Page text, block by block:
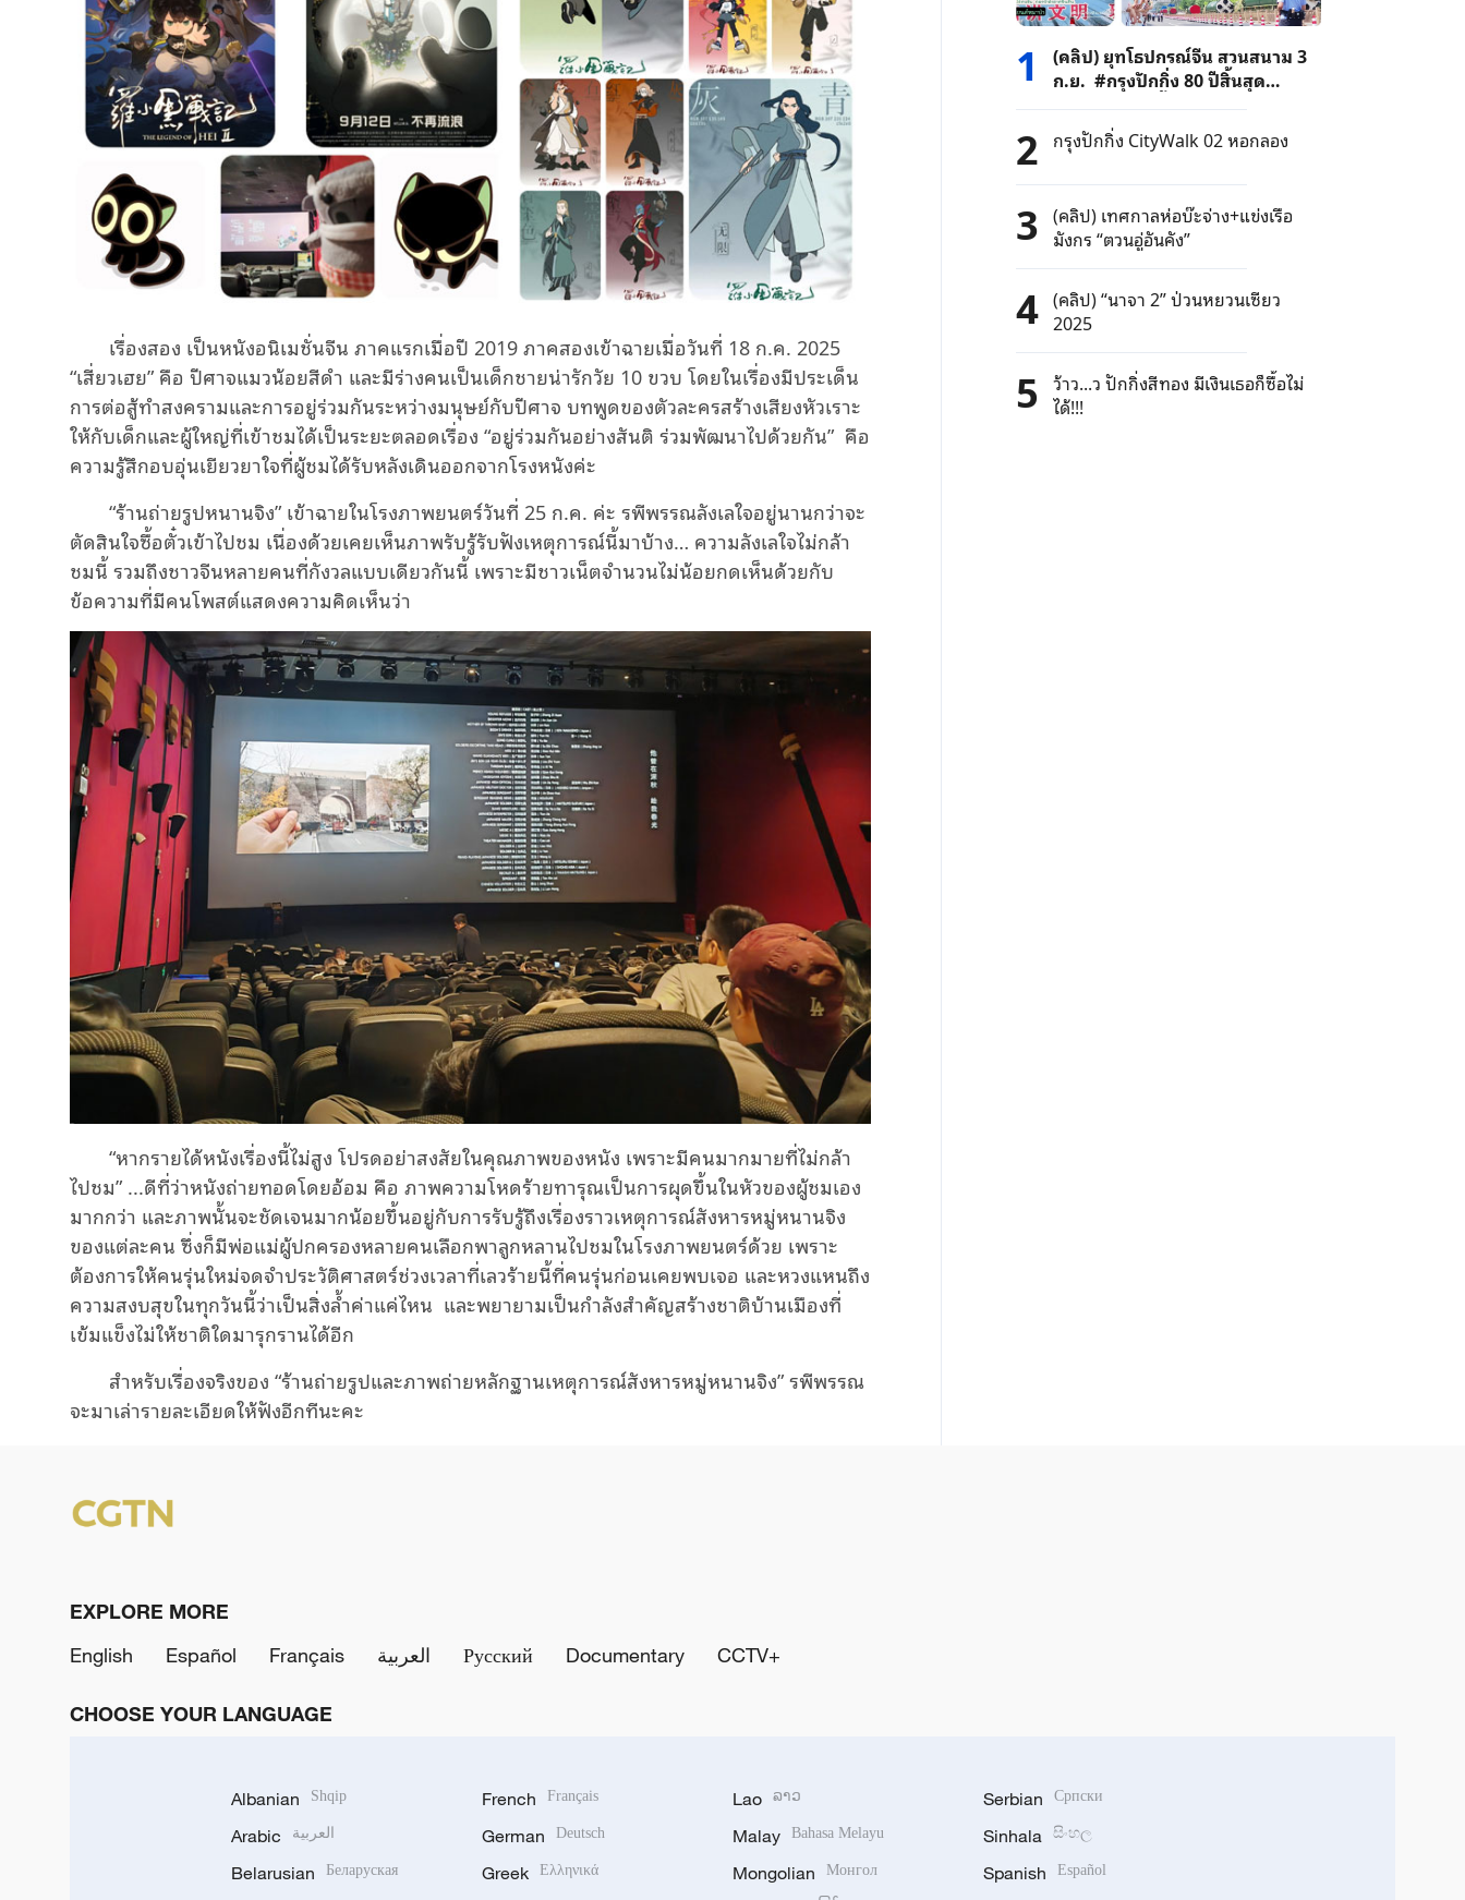
เรื่องสอง เป็นหนังอนิเมชั่นจีน ภาคแรกเมื่อปี 2019 ภาคสองเข้าฉายเมื่อวันที่ 18 ก.ค. 2025
“เสี่ยวเฮย” คือ ปีศาจแมวน้อยสีดำ และมีร่างคนเป็นเด็กชายน่ารักวัย 10 ขวบ โดยในเรื่องมีประเด็น
การต่อสู้ทำสงครามและการอยู่ร่วมกันระหว่างมนุษย์กับปีศาจ บทพูดของตัวละครสร้างเสียงหัวเราะ
ให้กับเด็กและผู้ใหญ่ที่เข้าชมได้เป็นระยะตลอดเรื่อง “อยู่ร่วมกันอย่างสันติ ร่วมพัฒนาไปด้วยกัน” คือ
ความรู้สึกอบอุ่นเยียวยาใจที่ผู้ชมได้รับหลังเดินออกจากโรงหนังค่ะ
“ร้านถ่ายรูปหนานจิง” เข้าฉายในโรงภาพยนตร์วันที่ 25 ก.ค. ค่ะ รพีพรรณลังเลใจอยู่นานกว่าจะ
ตัดสินใจซื้อตั๋วเข้าไปชม เนื่องด้วยเคยเห็นภาพรับรู้รับฟังเหตุการณ์นี้มาบ้าง… ความลังเลใจไม่กล้า
ชมนี้ รวมถึงชาวจีนหลายคนที่กังวลแบบเดียวกันนี้ เพราะมีชาวเน็ตจำนวนไม่น้อยกดเห็นด้วยกับ
ข้อความที่มีคนโพสต์แสดงความคิดเห็นว่า
“หากรายได้หนังเรื่องนี้ไม่สูง โปรดอย่าสงสัยในคุณภาพของหนัง เพราะมีคนมากมายที่ไม่กล้า
ไปชม” ...ดีที่ว่าหนังถ่ายทอดโดยอ้อม คือ ภาพความโหดร้ายทารุณเป็นการผุดขึ้นในหัวของผู้ชมเอง
มากกว่า และภาพนั้นจะชัดเจนมากน้อยขึ้นอยู่กับการรับรู้ถึงเรื่องราวเหตุการณ์สังหารหมู่หนานจิง
ของแต่ละคน ซึ่งก็มีพ่อแม่ผู้ปกครองหลายคนเลือกพาลูกหลานไปชมในโรงภาพยนตร์ด้วย เพราะ
ต้องการให้คนรุ่นใหม่จดจำประวัติศาสตร์ช่วงเวลาที่เลวร้ายนี้ที่คนรุ่นก่อนเคยพบเจอ และหวงแหนถึง
ความสงบสุขในทุกวันนี้ว่าเป็นสิ่งล้ำค่าแค่ไหน และพยายามเป็นกำลังสำคัญสร้างชาติบ้านเมืองที่
เข้มแข็งไม่ให้ชาติใดมารุกรานได้อีก
สำหรับเรื่องจริงของ “ร้านถ่ายรูปและภาพถ่ายหลักฐานเหตุการณ์สังหารหมู่หนานจิง” รพีพรรณ
จะมาเล่ารายละเอียดให้ฟังอีกทีนะคะ
1
(คลิป) ยุทโธปกรณ์จีน สวนสนาม 3
ก.ย. #กรุงปักกิ่ง 80 ปีสิ้นสุด
สงครามโลกครั้งที่สอง
2 กรุงปักกิ่ง CityWalk 02 หอกลอง
3 (คลิป) เทศกาลห่อบ๊ะจ่าง+แข่งเรือ
มังกร “ตวนอู่อันคัง”
4 (คลิป) “นาจา 2” ป่วนหยวนเซียว
2025
5 ว้าว...ว ปักกิ่งสีทอง มีเงินเธอก็ซื้อไม่
ได้!!!
EXPLORE MORE
English
Español Français العربية Русский Documentary CCTV+
CHOOSE YOUR LANGUAGE
Albanian Shqip
Arabic العربية
Belarusian Беларуская
French Français
German Deutsch
Greek Ελληνικά
Lao ລາວ
Malay Bahasa Melayu
Mongolian Монгол
Serbian Српски
Sinhala සිංහල
Spanish Español